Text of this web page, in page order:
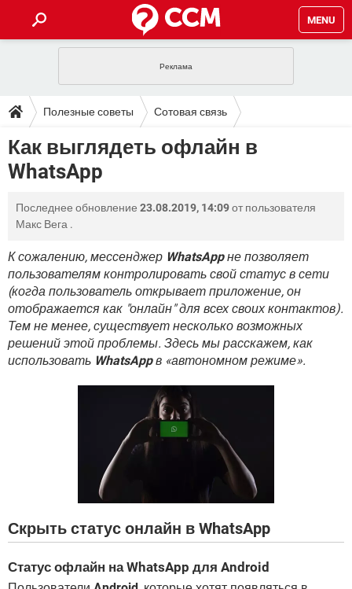
MENU
INSTAGRAM FACEBOOK
ИГРЫ WINDOWS 10
ВКОНТАКТЕ
ПОЛЕЗНЫЕ СОВЕТЫ
TIKTOK TELEGRAM
WHATSAPP INSTAGRAM
WINDOWS 10 ВКОНТАКТЕ
YANDEX
ЗАГРУЗКИ
TIKTOK
FACEBOOK
ВКОНТАКТЕ
ВИДЕО GOOGLE
YANDEX
ФОРУМ
TIKTOK TELEGRAM
FACEBOOK ИГРЫ
WINDOWS 10 ВКОНТАКТЕ
ВИДЕО
YANDEX
ЭНЦИКЛОПЕДИЯ
TELEGRAM
WHATSAPP INSTAGRAM
FACEBOOK ИГРЫ
WINDOWS 10 ВКОНТАКТЕ
ВИДЕО GOOGLE
Полезные советы Сотовая связь
Как выглядеть офлайн в
WhatsApp
Последнее обновление 23.08.2019, 14:09от пользователя
Макс Вега .
К сожалению, мессенджер WhatsAppне позволяет
пользователям контролировать свой статус в сети
(когда пользователь открывает приложение, он
отображается как "онлайн" для всех своих контактов).
Тем не менее, существует несколько возможных
решений этой проблемы. Здесь мы расскажем, как
использовать WhatsAppв «автономном режиме».
Скрыть статус онлайн в WhatsApp
Статус офлайн на WhatsApp для Android